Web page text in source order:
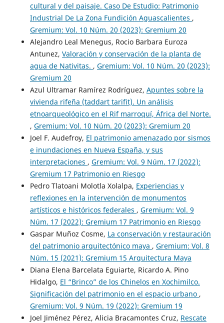
cultural y del paisaje. Caso De Estudio: Patrimonio
Industrial De La Zona Fundición Aguascalientes ,
Gremium: Vol. 10 Núm. 20 (2023): Gremium 20
Alejandro Leal Menegus, Rocio Barbara Euroza
Antunez, Valoración y conservación de la planta de
agua de Nativitas. , Gremium: Vol. 10 Núm. 20 (2023):
Gremium 20
Azul Ultramar Ramírez Rodríguez, Apuntes sobre la
vivienda rifeña (taddart tarifit). Un análisis
etnoarqueológico en el Rif marroquí, África del Norte.
, Gremium: Vol. 10 Núm. 20 (2023): Gremium 20
Joel F. Audefroy, El patrimonio amenazado por sismos
e inundaciones en Nueva España, y sus
interpretaciones , Gremium: Vol. 9 Núm. 17 (2022):
Gremium 17 Patrimonio en Riesgo
Pedro Tlatoani Molotla Xolalpa, Experiencias y
reflexiones en la intervención de monumentos
artísticos e históricos federales , Gremium: Vol. 9
Núm. 17 (2022): Gremium 17 Patrimonio en Riesgo
Gaspar Muñoz Cosme, La conservación y restauración
del patrimonio arquitectónico maya , Gremium: Vol. 8
Núm. 15 (2021): Gremium 15 Arquitectura Maya
Diana Elena Barcelata Eguiarte, Ricardo A. Pino
Hidalgo, El “Brinco” de los Chinelos en Xochimilco.
Significación del patrimonio en el espacio urbano ,
Gremium: Vol. 9 Núm. 19 (2022): Gremium 19
Joel Jiménez Pérez, Alicia Bracamontes Cruz, Rescate